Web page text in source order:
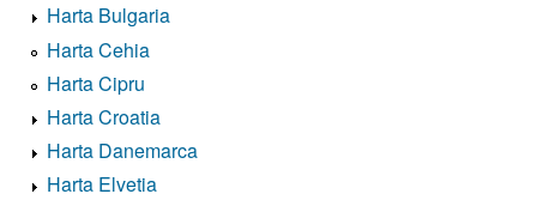
Harta Bulgaria
Harta Cehia
Harta Cipru
Harta Croatia
Harta Danemarca
Harta Elvetia